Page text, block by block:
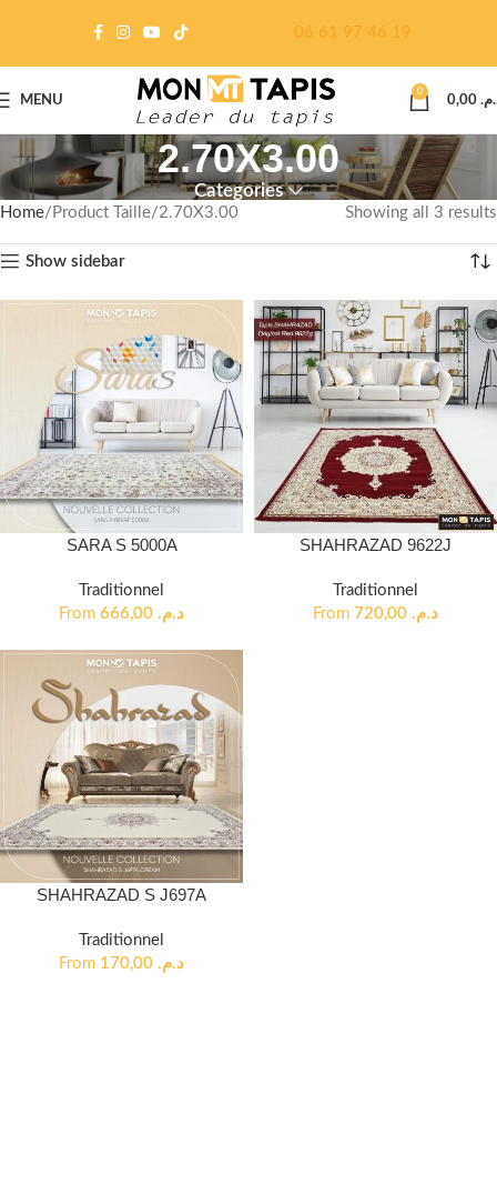
06 61 97 46 19
MENU
0
2.70X3.00
Categories
Home Product Taille 2.70X3.00 Showing all 3 results
Show sidebar
SARA S 5000A
Traditionnel
From
د.م.
SHAHRAZAD 9622J
Traditionnel
From
د.م.
SHAHRAZAD S J697A
Traditionnel
From
د.م.